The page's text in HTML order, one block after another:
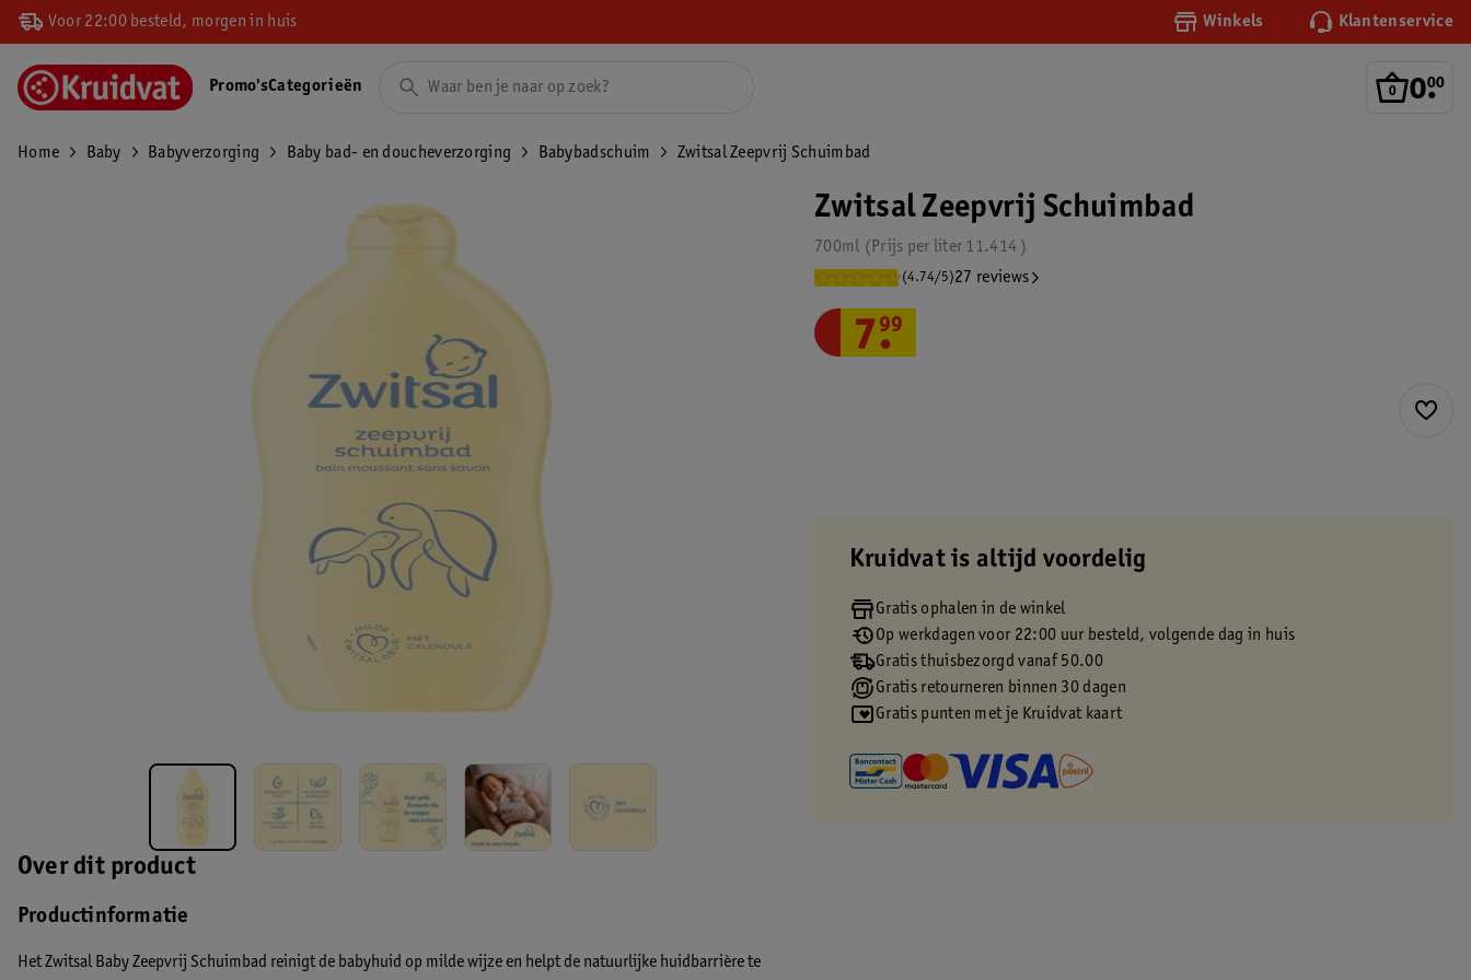
Voor 22:00 besteld, morgen in huis Winkels Klantenservice
0.
00
Promo'sCategorieën
Home Baby Babyverzorging Baby bad- en doucheverzorging Babybadschuim Zwitsal Zeepvrij Schuimbad
Over dit product
Productinformatie
Het Zwitsal Baby Zeepvrij Schuimbad reinigt de babyhuid op milde wijze en helpt de natuurlijke huidbarrière te
Zwitsal Zeepvrij Schuimbad
700ml 11.414
Prijs per liter
(4.74/5)27 reviews
7.
99
Kruidvat is altijd voordelig
Gratis ophalen in de winkel
Op werkdagen voor 22:00 uur besteld, volgende dag in huis
Gratis thuisbezorgd vanaf 50.00
Gratis retourneren binnen 30 dagen
Gratis punten met je Kruidvat kaart